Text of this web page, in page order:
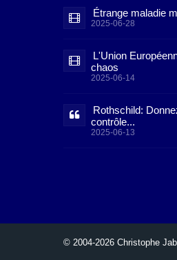
Étrange maladie
2025-06-28
L'Union
chaos
2025-06-14
Rothschild:
contrôle...
2025-06-13
© 2004-2026 Christophe